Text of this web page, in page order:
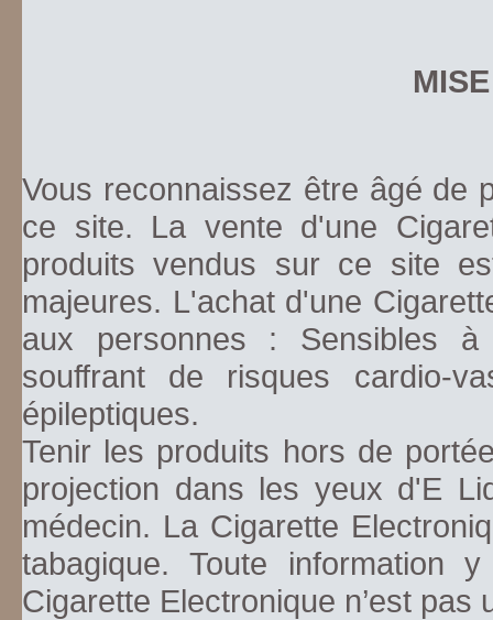
Vous reconnaissez être âgé de
ce site. La vente d'une
produits vendus sur ce site
majeures. L'achat d'une
aux personnes : Sensibles
souffrant de risques cardio-
épileptiques.
Tenir les produits hors de
projection dans les yeux d'E
médecin. La Cigarette
tabagique. Toute information
Cigarette Electronique n’est pas